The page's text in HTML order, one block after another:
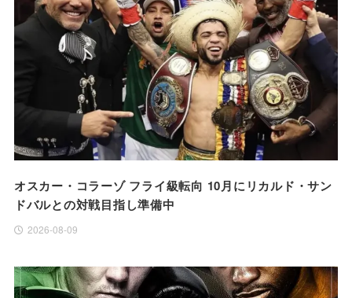
オスカー・コラーゾ フライ級転向 10月にリカルド・サン
ドバルとの対戦目指し準備中
2026-08-09